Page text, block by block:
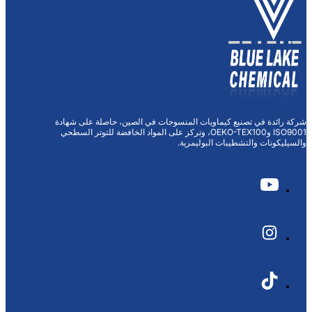
المنسوجات في الصين، حاصلة على شهادة
ISO9001 وOEKO-TEX100، وتركز على المواد الخافضة للتوتر السطحي